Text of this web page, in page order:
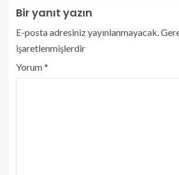
Bir yanıt yazın
E-posta adresiniz yayınlanmayacak.
işaretlenmişlerdir
Yorum*